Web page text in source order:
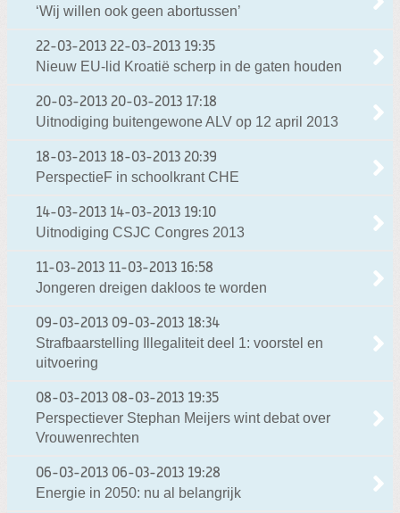
‘Wij willen ook geen abortussen’
22-03-2013 22-03-2013 19:35
Nieuw EU-lid Kroatië scherp in de gaten houden
20-03-2013 20-03-2013 17:18
Uitnodiging buitengewone ALV op 12 april 2013
18-03-2013 18-03-2013 20:39
PerspectieF in schoolkrant CHE
14-03-2013 14-03-2013 19:10
Uitnodiging CSJC Congres 2013
11-03-2013 11-03-2013 16:58
Jongeren dreigen dakloos te worden
09-03-2013 09-03-2013 18:34
Strafbaarstelling Illegaliteit deel 1: voorstel en
uitvoering
08-03-2013 08-03-2013 19:35
Perspectiever Stephan Meijers wint debat over
Vrouwenrechten
06-03-2013 06-03-2013 19:28
Energie in 2050: nu al belangrijk